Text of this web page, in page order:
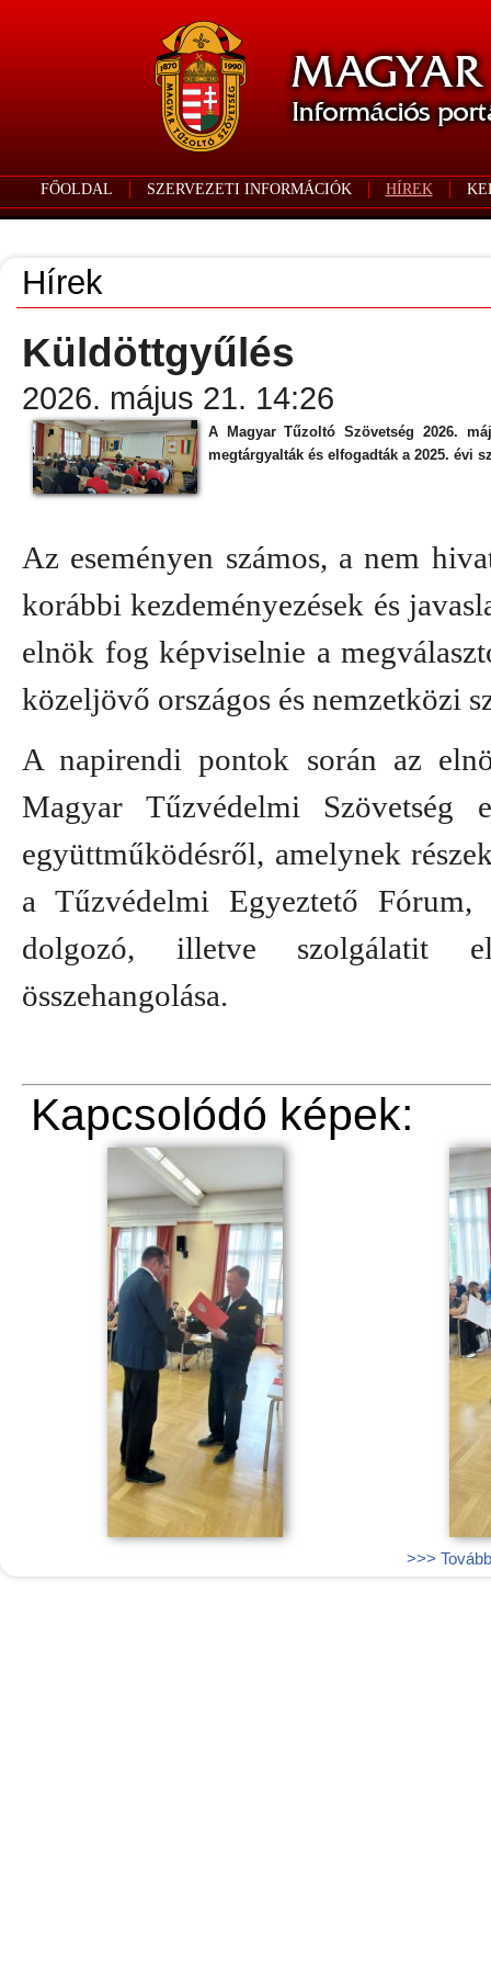
FŐOLDAL SZERVEZETI INFORMÁCIÓK HÍREK
Hírek
Küldöttgyűlés
2026. május 21. 14:26
A Magyar Tűzoltó Szövetség 2026.
megtárgyalták és elfogadták a 2025. évi
Az eseményen számos, a nem
korábbi kezdeményezések és
elnök fog képviselnie a
közeljövő országos és nemzetközi
A napirendi pontok során az
Magyar Tűzvédelmi Szövetség
együttműködésről, amelynek
a Tűzvédelmi Egyeztető
dolgozó, illetve szolgálatit
összehangolása.
Kapcsolódó képek:
>>>